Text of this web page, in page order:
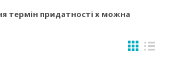
термін придатності х можна